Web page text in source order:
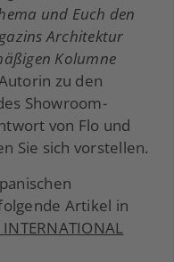
und Euch den
Architektur
Kolumne
zu den
Showroom-
von Flo und
Sie sich vorstellen.
Artikel in
INTERNATIONAL